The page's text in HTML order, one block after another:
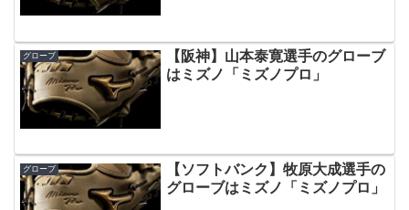
グローブ
【阪神】山本泰寛選手のグローブ
はミズノ「ミズノプロ」
グローブ
【ソフトバンク】牧原大成選手の
グローブはミズノ「ミズノプロ」